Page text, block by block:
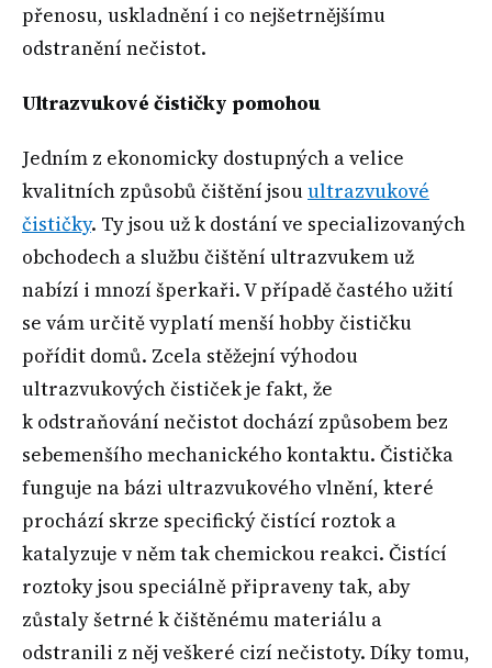
přenosu, uskladnění i co nejšetrnějšímu
odstranění nečistot.
Ultrazvukové čističky pomohou
Jedním z ekonomicky dostupných a velice
kvalitních způsobů čištění jsouultrazvukové
čističky. Ty jsou už k dostání ve specializovaných
obchodech a službu čištění ultrazvukem už
nabízí i mnozí šperkaři. V případě častého užití
se vám určitě vyplatí menší hobby čističku
pořídit domů. Zcela stěžejní výhodou
ultrazvukových čističek je fakt, že
k odstraňování nečistot dochází způsobem bez
sebemenšího mechanického kontaktu. Čistička
funguje na bázi ultrazvukového vlnění, které
prochází skrze specifický čistící roztok a
katalyzuje v něm tak chemickou reakci. Čistící
roztoky jsou speciálně připraveny tak, aby
zůstaly šetrné k čištěnému materiálu a
odstranili z něj veškeré cizí nečistoty. Díky tomu,